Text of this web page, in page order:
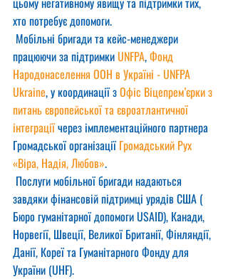
хто потребує допомоги.
Мобільні бригади та кейс-менеджери
працюючи за підтримки UNFPA, Фонд
Народонаселення ООН в Україні - UNFPA
Ukraine, у координації з Офіс Віцепрем’єрки з
питань європейської та євроатлантичної
інтеграції через імплементаційного партнера
Громадської організації Громадський Рух
«Віра, Надія, Любов».
Послуги мобільної бригади надаються
завдяки фінансовій підтримці урядів США (
Бюро гуманітарної допомоги USAID), Канади,
Норвегії, Швеції, Великої Британії, Фінляндії,
Данії, Кореї та Гуманітарного Фонду для
України (UHF).